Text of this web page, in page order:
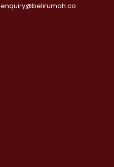
enquiry@belirumah.co